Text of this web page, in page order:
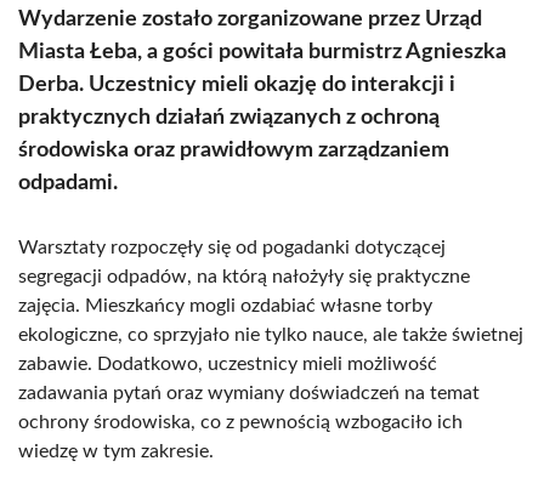
Wydarzenie zostało zorganizowane przez Urząd
Miasta Łeba, a gości powitała burmistrz Agnieszka
Derba. Uczestnicy mieli okazję do interakcji i
praktycznych działań związanych z ochroną
środowiska oraz prawidłowym zarządzaniem
odpadami.
Warsztaty rozpoczęły się od pogadanki dotyczącej
segregacji odpadów, na którą nałożyły się praktyczne
zajęcia. Mieszkańcy mogli ozdabiać własne torby
ekologiczne, co sprzyjało nie tylko nauce, ale także świetnej
zabawie. Dodatkowo, uczestnicy mieli możliwość
zadawania pytań oraz wymiany doświadczeń na temat
ochrony środowiska, co z pewnością wzbogaciło ich
wiedzę w tym zakresie.